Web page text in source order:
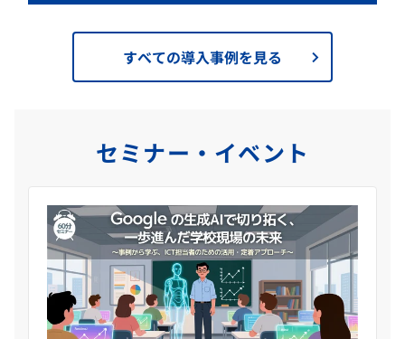
すべての導入事例を見る
セミナー・イベント